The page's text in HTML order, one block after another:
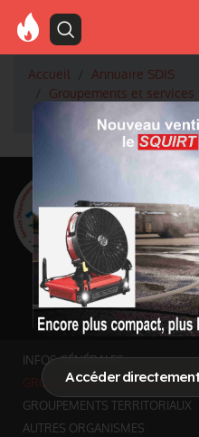
Accéder
Accueil
Annuaire SDIS
Groupements et services
à
6 672
INFOS GÉNÉRALES
GROUPEMENTS ET SERVICES
GROUPEMENTS TERRITORIAUX
AUTRES ORGANISMES